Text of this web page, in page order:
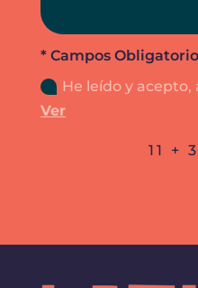
* Campos
He leído y acepto,
Ver
11 + 3